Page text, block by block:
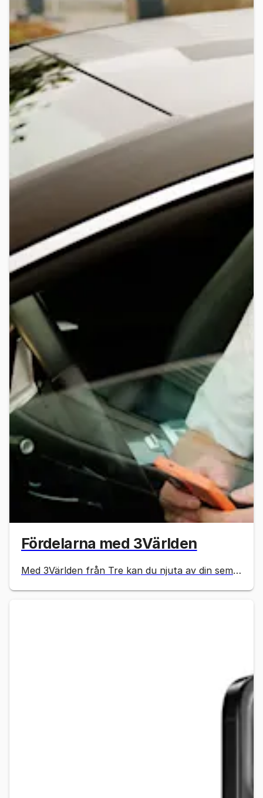
Fördelarna med 3Världen
Med 3Världen från Tre kan du njuta av din semester utan att oroa dig för höga roamingavgifter. Denna tjänst gör det möjligt att surfa, ringa och sms:a som om du vore hemma i Sverige i 100 länder.